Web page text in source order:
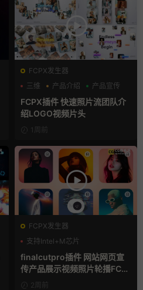
FCPX发生器
三维
产品介绍 产品宣传
FCPX插件 快速照片流团队介
绍LOGO视频片头
1周前
FCPX发生器
支持Intel+M芯片
finalcutpro插件 网站网页宣
传产品展示视频照片轮播FCP
X插件2周前